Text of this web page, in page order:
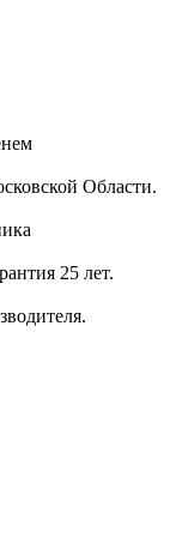
Области.
25 лет.